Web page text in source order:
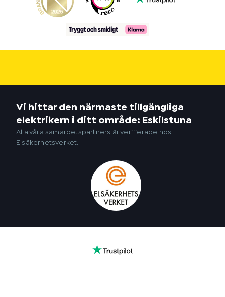
Vi hittar den närmaste tillgängliga
elektrikern i ditt område: Eskilstuna
Alla våra samarbetspartners är verifierade hos
Elsäkerhetsverket.